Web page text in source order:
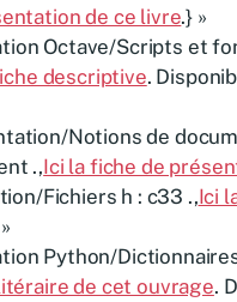
de ce livre.} »
Octave/Scripts et
descriptive.
Notions de
.,Ici la fiche de
Fichiers h : c33 .,Ici
Python/
de cet ouvrage.